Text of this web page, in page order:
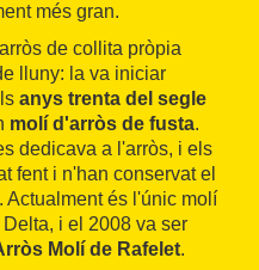
més gran.
de collita pròpia
lluny: la va iniciar
anys trenta del segle
molí d'arròs de fusta.
dedicava a l'arròs, i els
fent i n'han conservat el
Actualment és l'únic molí
i el 2008 va ser
Molí de Rafelet.